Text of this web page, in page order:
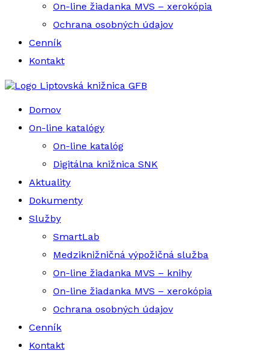
On-line žiadanka MVS – xerokópia
Ochrana osobných údajov
Cenník
Kontakt
Liptovská knižnica GFB
Domov
On-line katalógy
On-line katalóg
Digitálna knižnica SNK
Aktuality
Dokumenty
Služby
SmartLab
Medziknižničná výpožičná služba
On-line žiadanka MVS – knihy
On-line žiadanka MVS – xerokópia
Ochrana osobných údajov
Cenník
Kontakt